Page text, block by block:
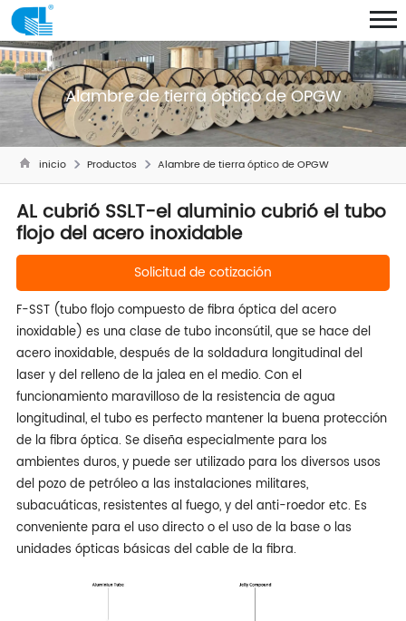
Alambre de tierra óptico de OPGW
inicio Productos Alambre de tierra óptico de OPGW
AL cubrió SSLT-el aluminio cubrió el tubo
flojo del acero inoxidable
Solicitud de cotización
F-SST (tubo flojo compuesto de fibra óptica del acero
inoxidable) es una clase de tubo inconsútil, que se hace del
acero inoxidable, después de la soldadura longitudinal del
laser y del relleno de la jalea en el medio. Con el
funcionamiento maravilloso de la resistencia de agua
longitudinal, el tubo es perfecto mantener la buena protección
de la fibra óptica. Se diseña especialmente para los
ambientes duros, y puede ser utilizado para los diversos usos
del pozo de petróleo a las instalaciones militares,
subacuáticas, resistentes al fuego, y del anti-roedor etc. Es
conveniente para el uso directo o el uso de la base o las
unidades ópticas básicas del cable de la fibra.